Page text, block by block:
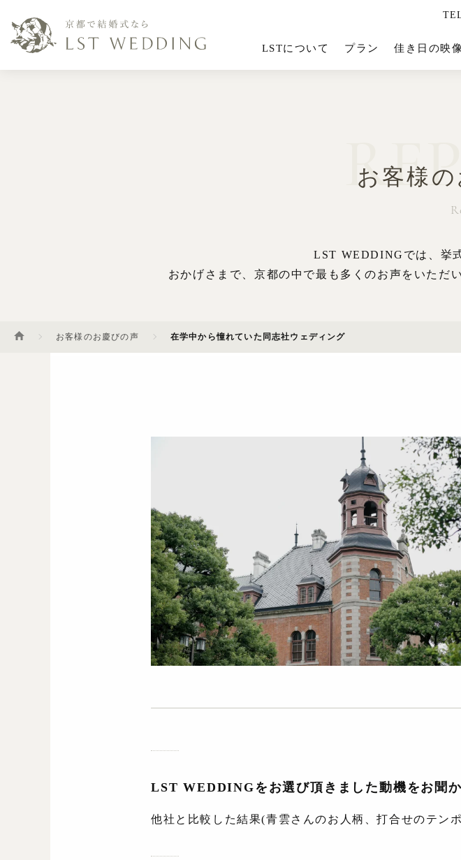
LSTについて プラン 佳き日の映像
お客様
LST WEDDINGでは、挙
おかげさまで、京都の中で最も多くのお声をいただ
お客様のお慶びの声 在学中から憧れていた同志社ウェディング
LST WEDDINGをお選び頂きました動機をお聞
他社と比較した結果(青雲さんのお人柄、打合せのテン